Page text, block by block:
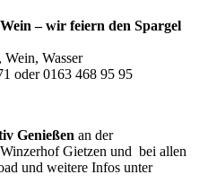
– wir feiern den Spargel
Wasser
oder 0163 468 95 95
Genießen an der
Gietzen und bei allen
und weitere Infos unter